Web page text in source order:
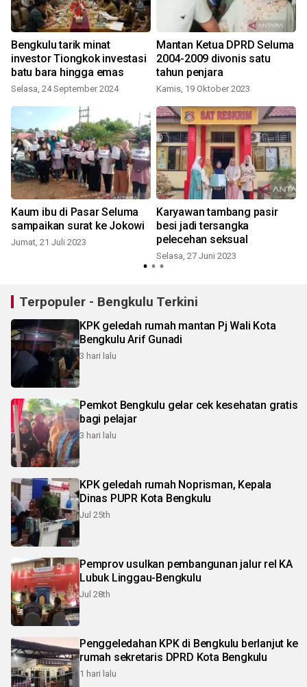
Bengkulu tarik minat
investor Tiongkok investasi
batu bara hingga emas
Selasa, 24 September 2024
Mantan Ketua DPRD Seluma
2004-2009 divonis satu
tahun penjara
Kamis, 19 Oktober 2023
Kaum ibu di Pasar Seluma
sampaikan surat ke Jokowi
Jumat, 21 Juli 2023
Karyawan tambang pasir
besi jadi tersangka
pelecehan seksual
Selasa, 27 Juni 2023
Terpopuler - Bengkulu Terkini
KPK geledah rumah mantan Pj Wali Kota
Bengkulu Arif Gunadi
3 hari lalu
Pemkot Bengkulu gelar cek kesehatan gratis
bagi pelajar
3 hari lalu
KPK geledah rumah Noprisman, Kepala
Dinas PUPR Kota Bengkulu
Jul 25th
Pemprov usulkan pembangunan jalur rel KA
Lubuk Linggau-Bengkulu
Jul 28th
Penggeledahan KPK di Bengkulu berlanjut ke
rumah sekretaris DPRD Kota Bengkulu
1 hari lalu